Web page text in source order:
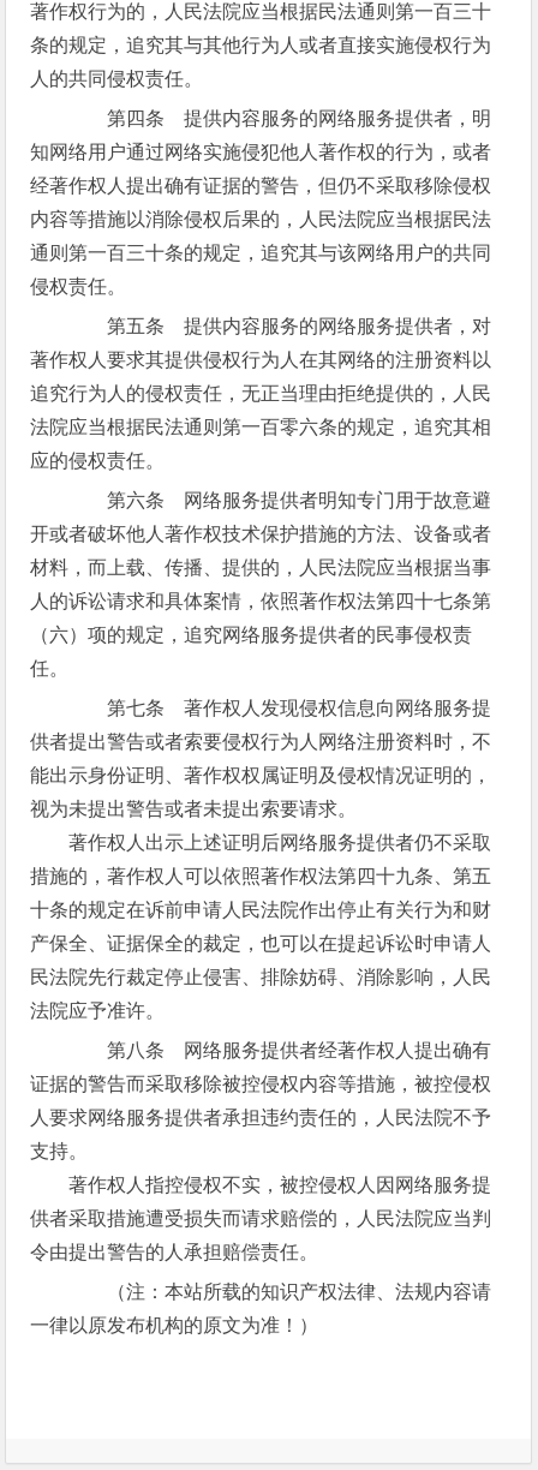
著作权行为的，人民法院应当根据民法通则第一百三十
条的规定，追究其与其他行为人或者直接实施侵权行为
人的共同侵权责任。
第四条 提供内容服务的网络服务提供者，明
知网络用户通过网络实施侵犯他人著作权的行为，或者
经著作权人提出确有证据的警告，但仍不采取移除侵权
内容等措施以消除侵权后果的，人民法院应当根据民法
通则第一百三十条的规定，追究其与该网络用户的共同
侵权责任。
第五条 提供内容服务的网络服务提供者，对
著作权人要求其提供侵权行为人在其网络的注册资料以
追究行为人的侵权责任，无正当理由拒绝提供的，人民
法院应当根据民法通则第一百零六条的规定，追究其相
应的侵权责任。
第六条 网络服务提供者明知专门用于故意避
开或者破坏他人著作权技术保护措施的方法、设备或者
材料，而上载、传播、提供的，人民法院应当根据当事
人的诉讼请求和具体案情，依照著作权法第四十七条第
（六）项的规定，追究网络服务提供者的民事侵权责
任。
第七条 著作权人发现侵权信息向网络服务提
供者提出警告或者索要侵权行为人网络注册资料时，不
能出示身份证明、著作权权属证明及侵权情况证明的，
视为未提出警告或者未提出索要请求。
著作权人出示上述证明后网络服务提供者仍不采取
措施的，著作权人可以依照著作权法第四十九条、第五
十条的规定在诉前申请人民法院作出停止有关行为和财
产保全、证据保全的裁定，也可以在提起诉讼时申请人
民法院先行裁定停止侵害、排除妨碍、消除影响，人民
法院应予准许。
第八条 网络服务提供者经著作权人提出确有
证据的警告而采取移除被控侵权内容等措施，被控侵权
人要求网络服务提供者承担违约责任的，人民法院不予
支持。
著作权人指控侵权不实，被控侵权人因网络服务提
供者采取措施遭受损失而请求赔偿的，人民法院应当判
令由提出警告的人承担赔偿责任。
（注：本站所载的知识产权法律、法规内容请
一律以原发布机构的原文为准！）